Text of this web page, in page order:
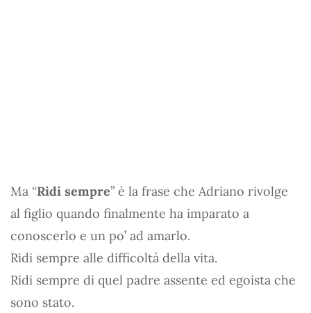
Ma “Ridi sempre” è la frase che Adriano rivolge
al figlio quando finalmente ha imparato a
conoscerlo e un po’ ad amarlo.
Ridi sempre alle difficoltà della vita.
Ridi sempre di quel padre assente ed egoista che
sono stato.